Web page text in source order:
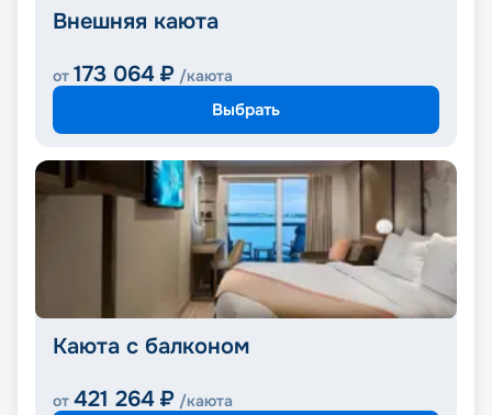
Внешняя каюта
от 173 064 ₽ /каюта
Выбрать
Каюта с балконом
от 421 264 ₽ /каюта